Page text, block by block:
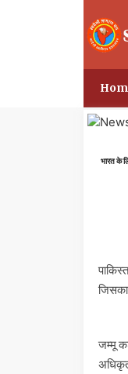
भारत के
जम्मू